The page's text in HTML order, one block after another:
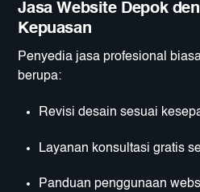
Jasa Website Depok
Kepuasan
Penyedia jasa profesional
berupa:
Revisi desain sesuai
Layanan konsultasi gratis
Panduan penggunaan